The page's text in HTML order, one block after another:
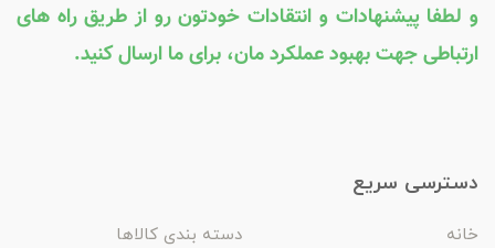
و لطفا پیشنهادات و انتقادات خودتون رو از طریق راه های
ارتباطی جهت بهبود عملکرد مان، برای ما ارسال کنید.
دسترسی سریع
خانه
دسته بندی کالاها